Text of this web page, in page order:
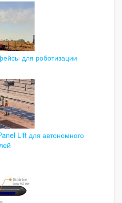
для роботизации
Lift для автономного